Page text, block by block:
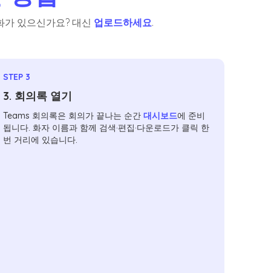
가 있으신가요? 대신 업로드하세요.
STEP 3
3. 회의록 열기
Teams 회의록은 회의가 끝나는 순간 대시보드에 준비
됩니다. 화자 이름과 함께 검색·편집·다운로드가 클릭 한
번 거리에 있습니다.